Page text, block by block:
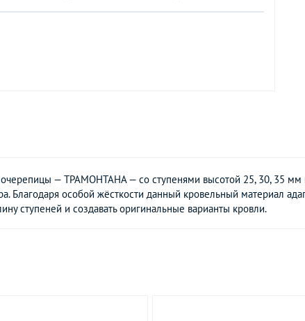
— ТРАМОНТАНА — со ступенями высотой 25, 30, 35
особой жёсткости данный кровельный материал
ступеней и создавать оригинальные варианты кровли.